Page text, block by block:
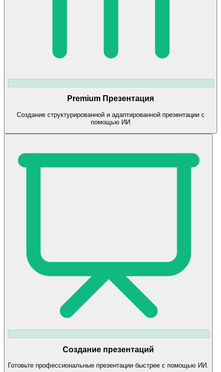
Premium Презентация
Создание структурированной и адаптированной презентации с
помощью ИИ
Создание презентаций
Готовьте профессиональные презентации быстрее с помощью ИИ.